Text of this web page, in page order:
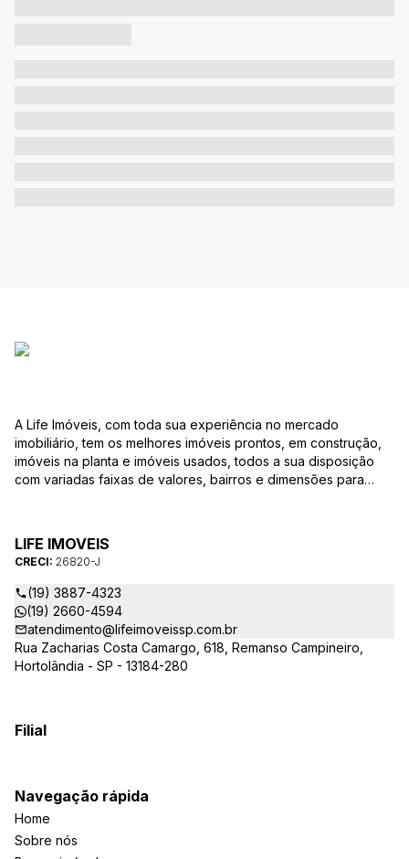
A Life Imóveis, com toda sua experiência no mercado
imobiliário, tem os melhores imóveis prontos, em construção,
imóveis na planta e imóveis usados, todos a sua disposição
com variadas faixas de valores, bairros e dimensões para
as suas dúvidas sobre casas, apartamentos, terrenos, salas
comerciais e outros produtos imobiliários.
LIFE IMOVEIS
CRECI: 26820-J
(19) 3887-4323
(19) 2660-4594
atendimento@lifeimoveissp.com.br
Rua Zacharias Costa Camargo, 618, Remanso Campineiro,
Hortolândia - SP - 13184-280
Filial
Navegação rápida
Home
Sobre nós